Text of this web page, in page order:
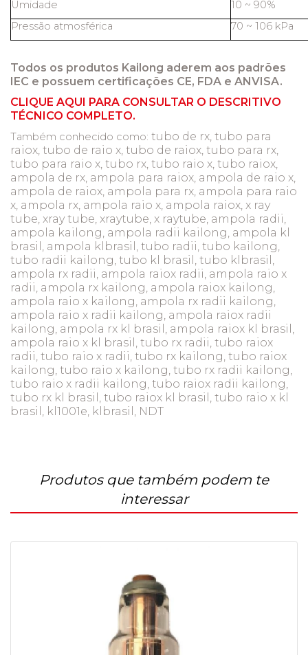
Umidade
10 ~ 90%
Pressão atmosférica
70 ~ 106 kPa
Todos os produtos Kailong aderem aos padrões
IEC e possuem certificações CE, FDA e ANVISA.
CLIQUE AQUI PARA CONSULTAR O DESCRITIVO
TÉCNICO COMPLETO.
Também conhecido como: tubo de rx, tubo para
raiox, tubo de raio x, tubo de raiox, tubo para rx,
tubo para raio x, tubo rx, tubo raio x, tubo raiox,
ampola de rx, ampola para raiox, ampola de raio x,
ampola de raiox, ampola para rx, ampola para raio
x, ampola rx, ampola raio x, ampola raiox, x ray
tube, xray tube, xraytube, x raytube, ampola radii,
ampola kailong, ampola radii kailong, ampola kl
brasil, ampola klbrasil, tubo radii, tubo kailong,
tubo radii kailong, tubo kl brasil, tubo klbrasil,
ampola rx radii, ampola raiox radii, ampola raio x
radii, ampola rx kailong, ampola raiox kailong,
ampola raio x kailong, ampola rx radii kailong,
ampola raio x radii kailong, ampola raiox radii
kailong, ampola rx kl brasil, ampola raiox kl brasil,
ampola raio x kl brasil, tubo rx radii, tubo raiox
radii, tubo raio x radii, tubo rx kailong, tubo raiox
kailong, tubo raio x kailong, tubo rx radii kailong,
tubo raio x radii kailong, tubo raiox radii kailong,
tubo rx kl brasil, tubo raiox kl brasil, tubo raio x kl
brasil, kl1001e, klbrasil, NDT
Produtos que também podem te
interessar